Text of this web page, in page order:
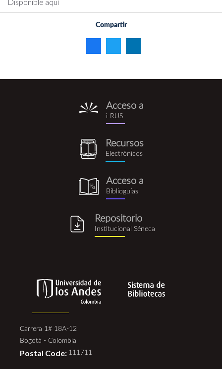
Disponible aquí
Compartir
i-
rus.png
Acceso a
i-RUS
recursos_electronicos.png
Recursos
Electrónicos
biblioguia.png
Acceso a
Biblioguías
Repositorio
Institucional Séneca
Carrera 1# 18A-12
Bogotá - Colombia
Postal Code: 111711